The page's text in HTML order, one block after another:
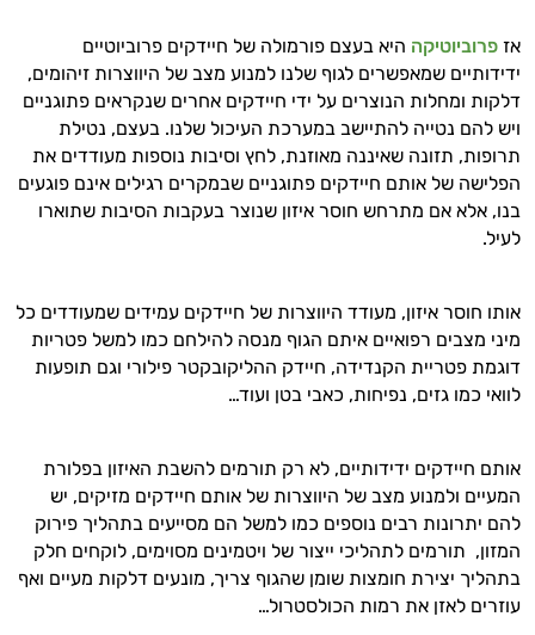
אז פרוביוטיקה היא בעצם פורמולה של חיידקים פרוביוטיים
ידידותיים שמאפשרים לגוף שלנו למנוע מצב של היווצרות זיהומים,
דלקות ומחלות הנוצרים על ידי חיידקים אחרים שנקראים פתוגניים
ויש להם נטייה להתיישב במערכת העיכול שלנו. בעצם, נטילת
תרופות, תזונה שאיננה מאוזנת, לחץ וסיבות נוספות מעודדים את
הפלישה של אותם חיידקים פתוגניים שבמקרים רגילים אינם פוגעים
בנו, אלא אם מתרחש חוסר איזון שנוצר בעקבות הסיבות שתוארו
לעיל.
אותו חוסר איזון, מעודד היווצרות של חיידקים עמידים שמעודדים כל
מיני מצבים רפואיים איתם הגוף מנסה להילחם כמו למשל פטריות
דוגמת פטריית הקנדידה, חיידק ההליקובקטר פילורי וגם תופעות
לוואי כמו גזים, נפיחות, כאבי בטן ועוד…
אותם חיידקים ידידותיים, לא רק תורמים להשבת האיזון בפלורת
המעיים ולמנוע מצב של היווצרות של אותם חיידקים מזיקים, יש
להם יתרונות רבים נוספים כמו למשל הם מסייעים בתהליך פירוק
המזון, תורמים לתהליכי ייצור של ויטמינים מסוימים, לוקחים חלק
בתהליך יצירת חומצות שומן שהגוף צריך, מונעים דלקות מעיים ואף
עוזרים לאזן את רמות הכולסטרול…
היי,
וספרות מקצועית בתחומי הרפואה הטבעית
ותזונת הספורט.
אני כאן כדי לעזור לך להתאים את תוספי
עובדים יחד כדי למקסם תוצאות גם בחיי היום
יום וגם בתחום הכושר והספורט.
המטרה שלי היא להתאים עבורך המלצות
אישיות מבוססות מדעית.